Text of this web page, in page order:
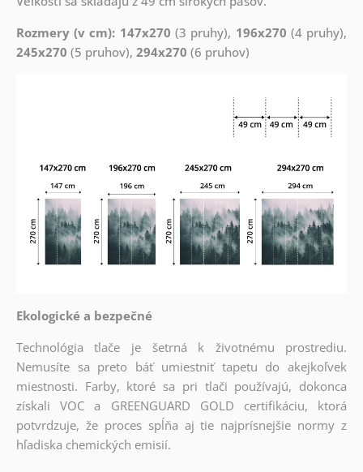
Rozmery (v cm): 147x270 (3 pruhy), 196x270 (4 pruhy),
245x270 (5 pruhov), 294x270 (6 pruhov)
Ekologické a bezpečné
Technológia tlače je šetrná k životnému prostrediu.
Nemusíte sa preto báť umiestniť tapetu do akejkoľvek
miestnosti. Farby, ktoré sa pri tlači používajú, dokonca
získali VOC a GREENGUARD GOLD certifikáciu, ktorá
potvrdzuje, že proces spĺňa aj tie najprísnejšie normy z
hľadiska chemických emisií.